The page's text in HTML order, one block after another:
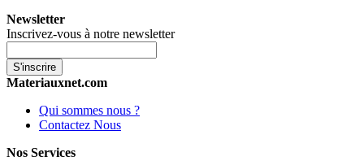
Newsletter
Inscrivez-vous à notre newsletter
S'inscrire
Materiauxnet.com
Qui sommes nous ?
Contactez Nous
Nos Services